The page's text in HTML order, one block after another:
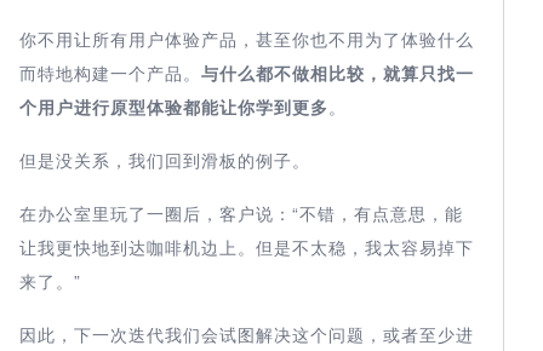
你不用让所有用户体验产品，甚至你也不用为了体验什么
而特地构建一个产品。 与什么都不做相比较，就算只找一
个用户进行原型体验都能让你学到更多。
但是没关系，我们回到滑板的例子。
在办公室里玩了一圈后，客户说：“不错，有点意思，能
让我更快地到达咖啡机边上。但是不太稳，我太容易掉下
来了。”
因此，下一次迭代我们会试图解决这个问题，或者至少进